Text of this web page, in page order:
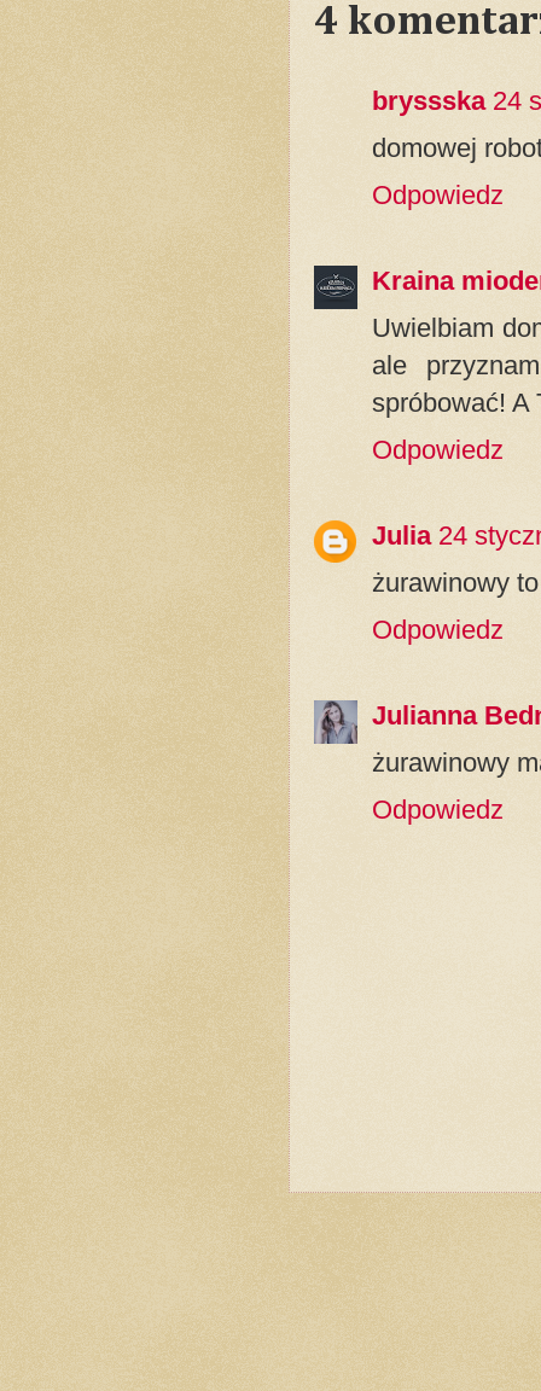
4
bryssska 24
domowej
Odpowiedz
Kraina
Uwielbiam
ale
spróbować! A
Odpowiedz
Julia 24
żurawinowy
Odpowiedz
Julianna
żurawinowy
Odpowiedz